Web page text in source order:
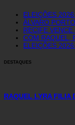
ELEIÇÕES
ÁLVARO
RECIFE
COM RAQUEL,
ELEIÇÕES
DESTAQUES
RAQUEL LYRA FILIA